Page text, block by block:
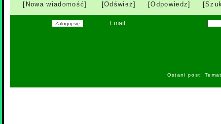
[Nowa wiadomość] [Odśwież] [Odpowiedz]
Email:
Ostani post!